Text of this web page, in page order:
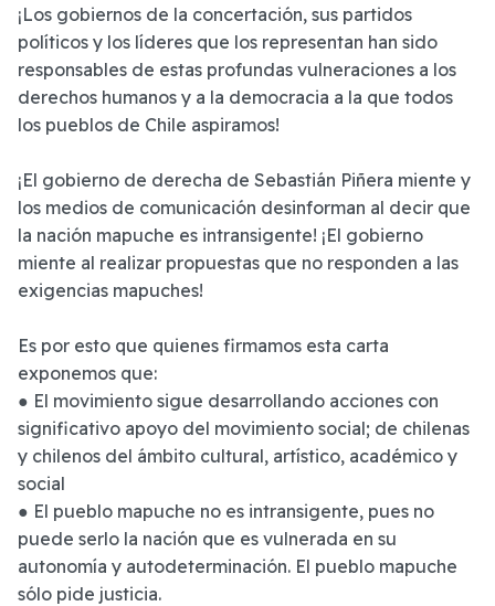
¡Los gobiernos de la concertación, sus partidos
políticos y los líderes que los representan han sido
responsables de estas profundas vulneraciones a los
derechos humanos y a la democracia a la que todos
los pueblos de Chile aspiramos!
¡El gobierno de derecha de Sebastián Piñera miente y
los medios de comunicación desinforman al decir que
la nación mapuche es intransigente! ¡El gobierno
miente al realizar propuestas que no responden a las
exigencias mapuches!
Es por esto que quienes firmamos esta carta
exponemos que:
● El movimiento sigue desarrollando acciones con
significativo apoyo del movimiento social; de chilenas
y chilenos del ámbito cultural, artístico, académico y
social
● El pueblo mapuche no es intransigente, pues no
puede serlo la nación que es vulnerada en su
autonomía y autodeterminación. El pueblo mapuche
sólo pide justicia.